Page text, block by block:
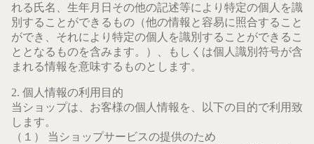
れる氏名、生年月日その他の記述等により特定の個人を識
別することができるもの（他の情報と容易に照合すること
ができ、それにより特定の個人を識別することができるこ
ととなるものを含みます。）、もしくは個人識別符号が含
まれる情報を意味するものとします。
2. 個人情報の利用目的
当ショップは、お客様の個人情報を、以下の目的で利用致
します。
（１） 当ショップサービスの提供のため